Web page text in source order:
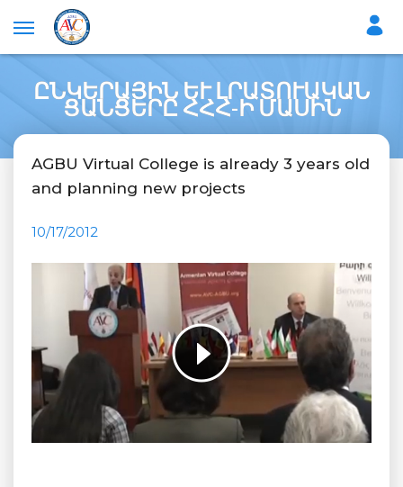
ԸՆԿԵՐԱՅԻՆ ԵՒ ԼՐԱՏՈՒԱԿԱՆ
ՑԱՆՑԵՐԸ ՀՀՀ-Ի ՄԱՍԻՆ
AGBU Virtual College is already 3 years old
and planning new projects
10/17/2012